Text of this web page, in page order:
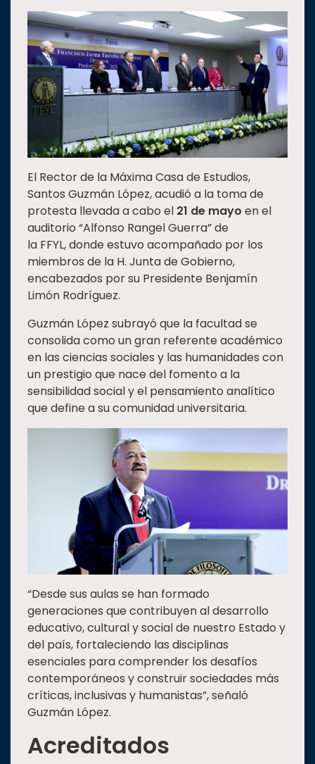
Internacionalización
Responsabilidad
social
Vinculación
Historia
Universiada
Nacional
El Rector de la Máxima Casa de Estudios,
Santos Guzmán López, acudió a la toma de
protesta llevada a cabo el 21 de mayo en el
auditorio “Alfonso Rangel Guerra” de
la FFYL, donde estuvo acompañado por los
miembros de la H. Junta de Gobierno,
encabezados por su Presidente Benjamín
Limón Rodríguez.
Guzmán López subrayó que la facultad se
consolida como un gran referente académico
en las ciencias sociales y las humanidades con
un prestigio que nace del fomento a la
sensibilidad social y el pensamiento analítico
que define a su comunidad universitaria.
“Desde sus aulas se han formado
generaciones que contribuyen al desarrollo
educativo, cultural y social de nuestro Estado y
del país, fortaleciendo las disciplinas
esenciales para comprender los desafíos
contemporáneos y construir sociedades más
críticas, inclusivas y humanistas”, señaló
Guzmán López.
Acreditados